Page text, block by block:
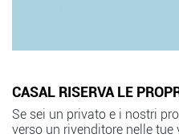
CASAL RISERVA LE
Se sei un privato e i nostri
verso un rivenditore nelle